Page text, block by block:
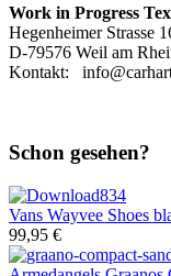
Work in Progress
Hegenheimer Strasse
D-79576 Weil am
Kontakt:
Schon gesehen?
Vans Wayvee Shoes
99,95 €